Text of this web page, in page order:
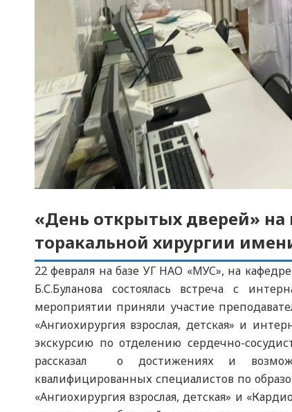
«День открытых дверей» на
торакальной хирургии
22 февраля на базе УГ НАО «МУС», на
Б.С.Буланова состоялась встреча с
мероприятии приняли участие
«Ангиохирургия взрослая, детская» и
экскурсию по отделению сердечно-
рассказал о достижениях и
квалифицированных специалистов по
«Ангиохирургия взрослая, детская» и